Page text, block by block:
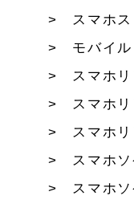
スマホ
モバイ
スマホ
スマホ
スマホ
スマホソ
スマホ